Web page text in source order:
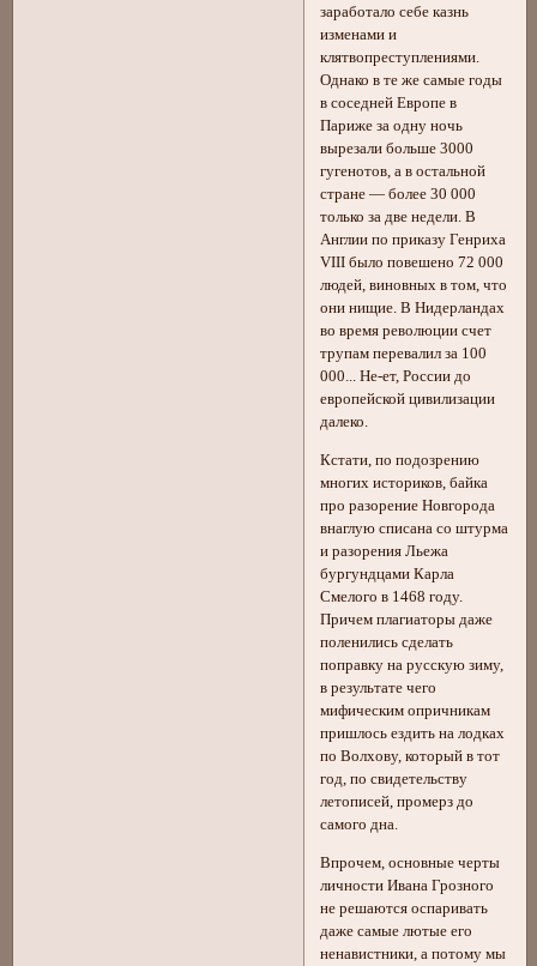
заработало себе казнь
изменами и
клятвопреступлениями.
Однако в те же самые годы
в соседней Европе в
Париже за одну ночь
вырезали больше 3000
гугенотов, а в остальной
стране — более 30 000
только за две недели. В
Англии по приказу Генриха
VIII было повешено 72 000
людей, виновных в том, что
они нищие. В Нидерландах
во время революции счет
трупам перевалил за 100
000... Не-ет, России до
европейской цивилизации
далеко.
Кстати, по подозрению
многих историков, байка
про разорение Новгорода
внаглую списана со штурма
и разорения Льежа
бургундцами Карла
Смелого в 1468 году.
Причем плагиаторы даже
поленились сделать
поправку на русскую зиму,
в результате чего
мифическим опричникам
пришлось ездить на лодках
по Волхову, который в тот
год, по свидетельству
летописей, промерз до
самого дна.
Впрочем, основные черты
личности Ивана Грозного
не решаются оспаривать
даже самые лютые его
ненавистники, а потому мы